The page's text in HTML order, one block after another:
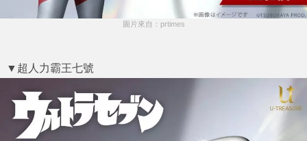
圖片來自：prtimes
▼超人力霸王七號